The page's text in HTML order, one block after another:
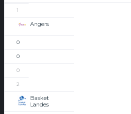
1
Angers
0
0
0
2
Basket
Landes